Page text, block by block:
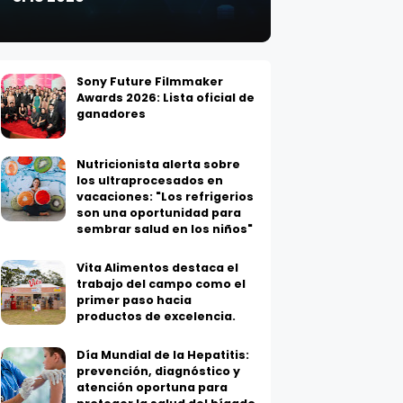
Sony Future Filmmaker
Awards 2026: Lista oficial de
ganadores
Nutricionista alerta sobre
los ultraprocesados en
vacaciones: "Los refrigerios
son una oportunidad para
sembrar salud en los niños"
Vita Alimentos destaca el
trabajo del campo como el
primer paso hacia
productos de excelencia.
Día Mundial de la Hepatitis:
prevención, diagnóstico y
atención oportuna para